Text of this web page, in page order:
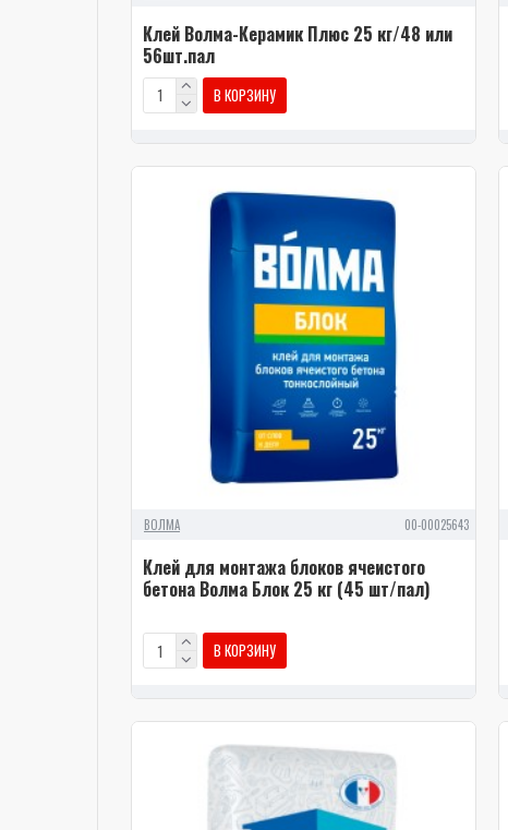
Клей Волма-Керамик Плюс 25 кг/48 или
56шт.пал
В КОРЗИНУ
ВОЛМА 00-00025643
Клей для монтажа блоков ячеистого
бетона Волма Блок 25 кг (45 шт/пал)
В КОРЗИНУ